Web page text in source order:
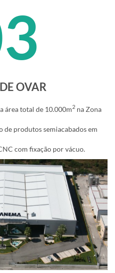
OVAR
área total de 10.000m2 na Zona
produtos semiacabados em
com fixação por vácuo.